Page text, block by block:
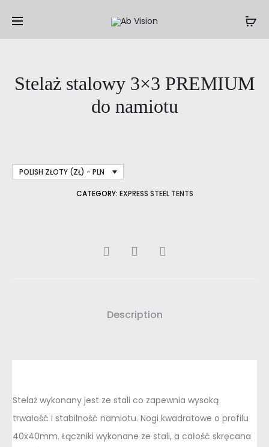
STELAŻ
DO
STELAŻ
DO
Stelaż stalowy 3×3 PREMIUM
do namiotu
POLISH ZŁOTY (ZŁ) - PLN
CATEGORY: EXPRESS STEEL TENTS
SHARE
Description
Stelaż wykonany jest ze stali co zapewnia wysoką
trwałość i stabilność namiotu. Nogi kwadratowe o profilu
40x40mm. Łączniki wykonane ze stali, a całość skręcana